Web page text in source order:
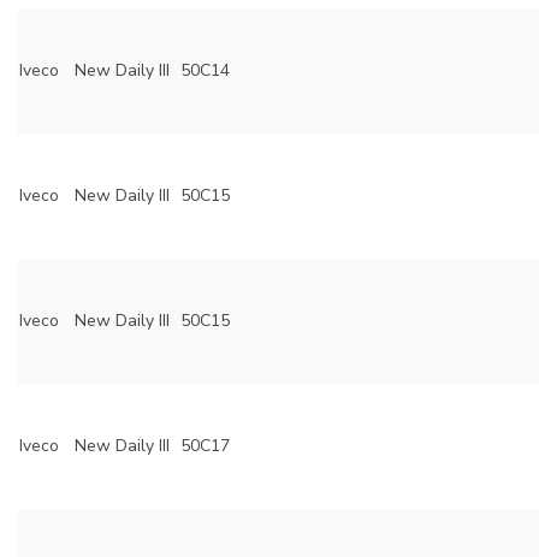
Iveco New Daily III 50C14
Iveco New Daily III 50C15
Iveco New Daily III 50C15
Iveco New Daily III 50C17